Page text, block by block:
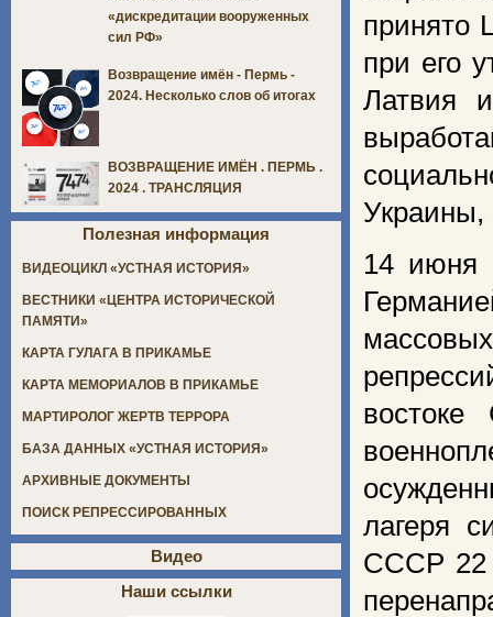
принято
при его
Латвия
Украины,
14 июня
лагеря
СССР 22
«дискредитации вооруженных
сил РФ»
Возвращение имён - Пермь -
2024. Несколько слов об итогах
ВОЗВРАЩЕНИЕ ИМЁН . ПЕРМЬ .
2024 . ТРАНСЛЯЦИЯ
Полезная информация
ВИДЕОЦИКЛ «УСТНАЯ ИСТОРИЯ»
ВЕСТНИКИ «ЦЕНТРА ИСТОРИЧЕСКОЙ
ПАМЯТИ»
КАРТА ГУЛАГА В ПРИКАМЬЕ
КАРТА МЕМОРИАЛОВ В ПРИКАМЬЕ
МАРТИРОЛОГ ЖЕРТВ ТЕРРОРА
БАЗА ДАННЫХ «УСТНАЯ ИСТОРИЯ»
АРХИВНЫЕ ДОКУМЕНТЫ
ПОИСК РЕПРЕССИРОВАННЫХ
Видео
Наши ссылки